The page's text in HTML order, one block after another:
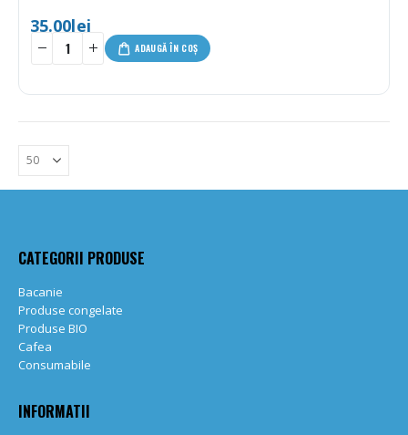
35.00lei
ADAUGĂ ÎN COȘ
CATEGORII PRODUSE
Bacanie
Produse congelate
Produse BIO
Cafea
Consumabile
INFORMATII